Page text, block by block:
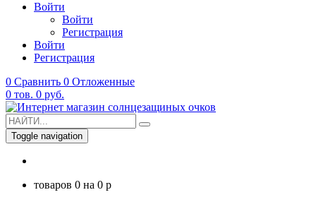
Войти
Войти
Регистрация
Войти
Регистрация
0 Сравнить 0 Отложенные
0 тов. 0 руб.
Toggle navigation
товаров 0 на 0 p